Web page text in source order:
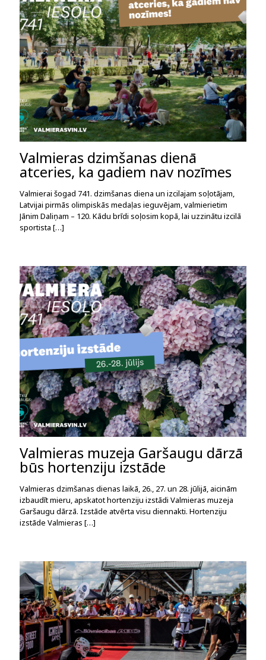
Valmieras dzimšanas dienā
atceries, ka gadiem nav nozīmes
Valmierai šogad 741. dzimšanas diena un izcilajam soļotājam,
Latvijai pirmās olimpiskās medaļas ieguvējam, valmierietim
Jānim Daliņam – 120. Kādu brīdi soļosim kopā, lai uzzinātu izcilā
sportista […]
Valmieras muzeja Garšaugu dārzā
būs hortenziju izstāde
Valmieras dzimšanas dienas laikā, 26., 27. un 28. jūlijā, aicinām
izbaudīt mieru, apskatot hortenziju izstādi Valmieras muzeja
Garšaugu dārzā. Izstāde atvērta visu diennakti. Hortenziju
izstāde Valmieras […]